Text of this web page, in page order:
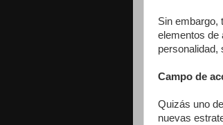
Sin embargo,
elementos de
personalidad,
Campo de
Quizás uno
nuevas